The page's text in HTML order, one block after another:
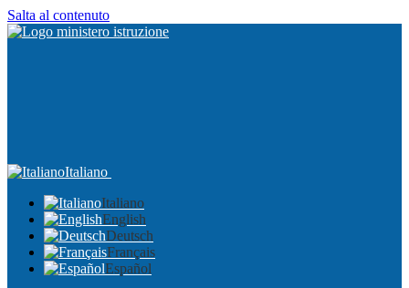
Salta al contenuto
Italiano
Italiano
English
Deutsch
Français
Español